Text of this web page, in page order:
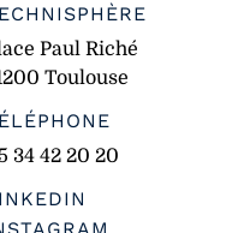
Paul Riché
Toulouse
34 42 20 20